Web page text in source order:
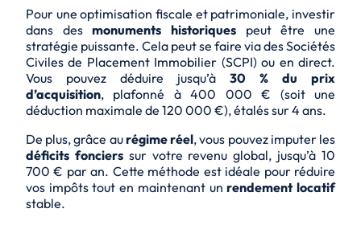
Pour uneoptimisation fiscale et patrimoniale, investir
dans desmonuments historiques peut être une
stratégie puissante. Cela peut se faire via des Sociétés
Civiles de Placement Immobilier (SCPI) ou en direct.
Vous pouvez déduire jusqu’à 30 % du prix
d’acquisition, plafonné à 400 000 € (soit une
déduction maximale de 120 000 €), étalés sur 4 ans.
De plus, grâce aurégime réel, vous pouvez imputer les
déficits foncierssur votre revenu global, jusqu’à 10
700 € par an. Cette méthode est idéale pour réduire
vos impôtstout en maintenant unrendement locatif
stable.